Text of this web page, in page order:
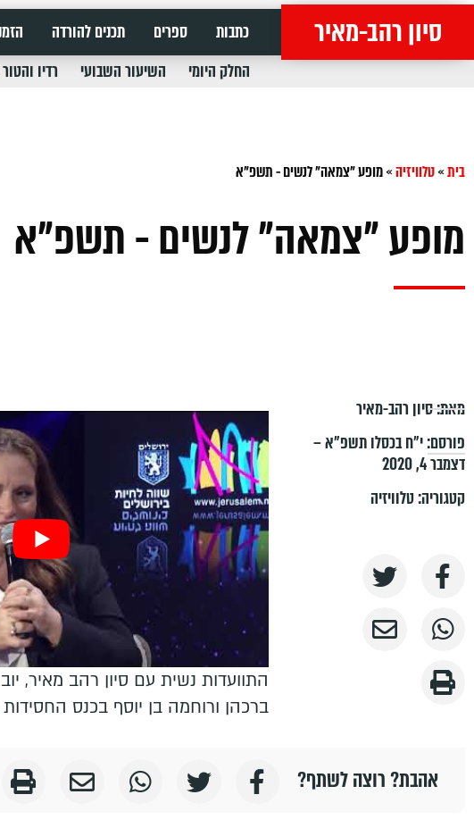
סיון רהב-מאיר כתבות ספרים תכנים להורדה
החלק היומי
השיעור השבועי רדיו
בית»טלוויזיה»מופע "צמאה" לנשים - תשפ"א
מופע "צמאה" לנשים - תשפ"א
מאת:סיון רהב-מאיר
פורסם:י״ח בכסלו תשפ״א –
דצמבר 4, 2020
קטגוריה:טלוויזיה
התוועדות נשית עם סיון רהב מאיר,
ברכהן ורוחמה בן יוסף בכנס
אהבת? רוצה לשתף?